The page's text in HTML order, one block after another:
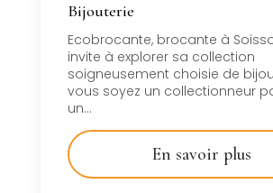
Bijouterie
Ecobrocante, brocante à
invite à explorer sa collection
soigneusement choisie de
vous soyez un collectionneur
un...
En savoir plus